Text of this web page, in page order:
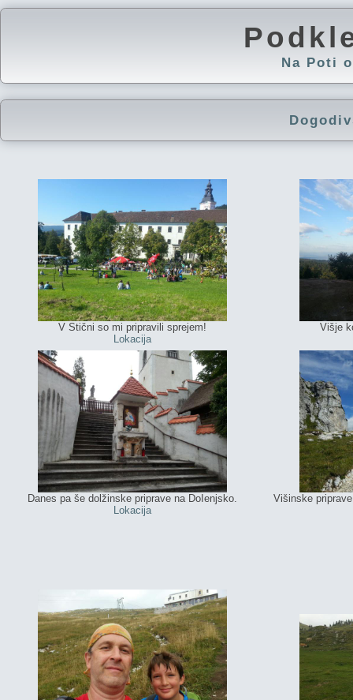
Na Poti
V Stični so mi pripravili sprejem!
Lokacija
Višje
Danes pa še dolžinske priprave na DoIenjsko.
Lokacija
Višinske